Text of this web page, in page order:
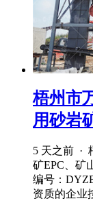
梧州市
用砂岩
5 天之前 ·
矿EPC、矿
编号：
资质的企业